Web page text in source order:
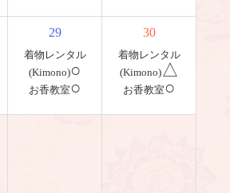
29
着物レンタル
(Kimono)○
お香教室○
30
着物レンタル
(Kimono)△
お香教室○